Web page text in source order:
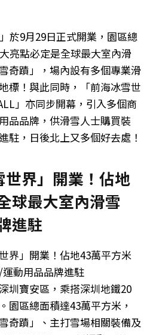
於9月29日正式開業，園區總
亮點必定是全球最大室內滑
奇蹟」，場內設有多個專業滑
標！與此同時，「前海冰雪世
」亦同步開幕，引入多個商
品品牌，供滑雪人士購買裝
駐，日後北上又多個好去處！
界」開業！佔地
球最大室內滑雪
進駐
界」開業！佔地43萬平方米
動用品品牌進駐
圳寶安區，乘搭深圳地鐵20
園區總面積達43萬平方米，
奇蹟」、主打雪場相關裝備及